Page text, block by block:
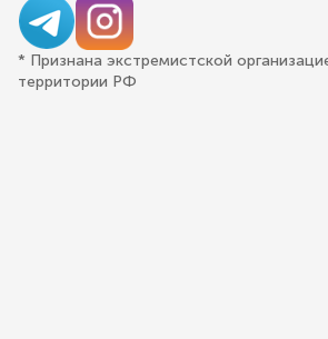
* Признана экстремистской
территории РФ